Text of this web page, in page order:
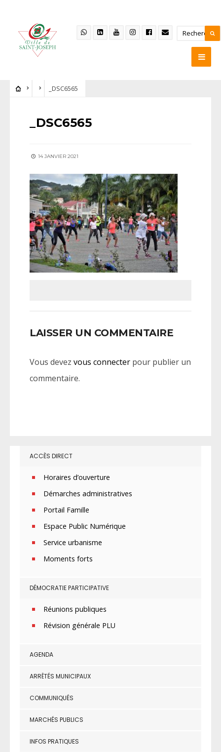
_DSC6565
_DSC6565
14 JANVIER 2021
LAISSER UN COMMENTAIRE
Vous devez vous connecter pour publier un
commentaire.
ACCÈS DIRECT
Horaires d’ouverture
Démarches administratives
Portail Famille
Espace Public Numérique
Service urbanisme
Moments forts
DÉMOCRATIE PARTICIPATIVE
Réunions publiques
Révision générale PLU
AGENDA
ARRÊTÉS MUNICIPAUX
COMMUNIQUÉS
MARCHÉS PUBLICS
INFOS PRATIQUES